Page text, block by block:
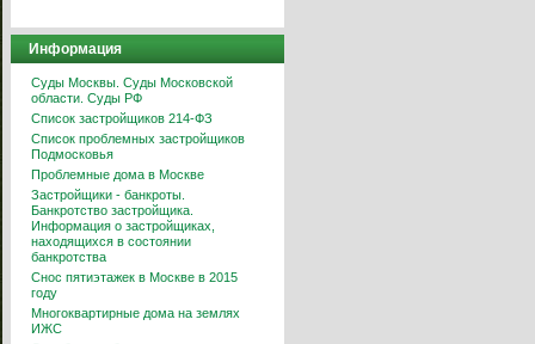
Информация
Суды Москвы. Суды Московской
области. Суды РФ
Список застройщиков 214-ФЗ
Список проблемных застройщиков
Подмосковья
Проблемные дома в Москве
Застройщики - банкроты.
Банкротство застройщика.
Информация о застройщиках,
находящихся в состоянии
банкротства
Снос пятиэтажек в Москве в 2015
году
Многоквартирные дома на землях
ИЖС